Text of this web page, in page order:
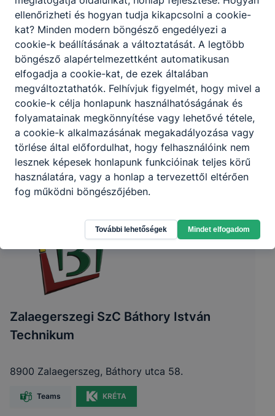
Zalaegerszegi SzC Báthory István
Technikum
8900 Zalaegerszeg, Báthory utca 58.
Teams KRÉTA
ellenőrizheti és hogyan tudja kikapcsolni a cookie-
kat? Minden modern böngésző engedélyezi a
cookie-k beállításának a változtatását. A legtöbb
böngésző alapértelmezettként automatikusan
elfogadja a cookie-kat, de ezek általában
megváltoztathatók. Felhívjuk figyelmét, hogy mivel a
cookie-k célja honlapunk használhatóságának és
folyamatainak megkönnyítése vagy lehetővé tétele,
a cookie-k alkalmazásának megakadályozása vagy
törlése által előfordulhat, hogy felhasználóink nem
lesznek képesek honlapunk funkcióinak teljes körű
használatára, vagy a honlap a tervezettől eltérően
fog működni böngészőjében.
További lehetőségek Mindet elfogadom